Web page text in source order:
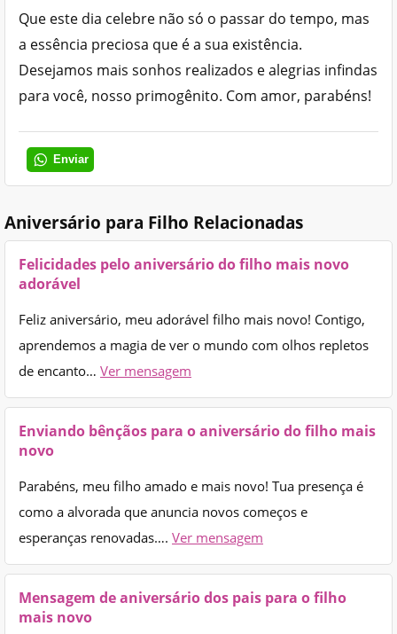
Que este dia celebre não só o passar do tempo, mas
a essência preciosa que é a sua existência.
Desejamos mais sonhos realizados e alegrias infindas
para você, nosso primogênito. Com amor, parabéns!
Enviar
Aniversário para Filho Relacionadas
Felicidades pelo aniversário do filho mais novo
adorável
Feliz aniversário, meu adorável filho mais novo! Contigo,
aprendemos a magia de ver o mundo com olhos repletos
de encanto… Ver mensagem
Enviando bênçãos para o aniversário do filho mais
novo
Parabéns, meu filho amado e mais novo! Tua presença é
como a alvorada que anuncia novos começos e
esperanças renovadas…. Ver mensagem
Mensagem de aniversário dos pais para o filho
mais novo